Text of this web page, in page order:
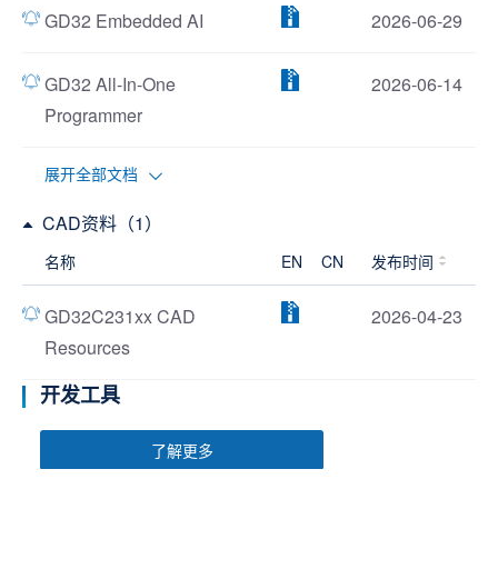
GD32 Embedded AI 2026-06-29
GD32 All-In-One
Programmer
2026-06-14
展开全部文档
CAD资料（1）
名称 EN CN 发布时间
GD32C231xx CAD
Resources
2026-04-23
开发工具
了解更多